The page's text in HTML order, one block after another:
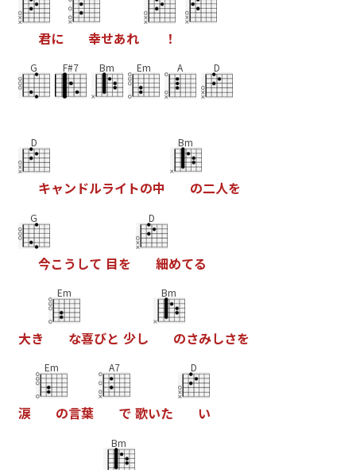
君に 幸せあれ ！
G F#7 Bm Em A D
D
キャン ドルライ トの中
Bm
の二人を
G
今こ う して 目を
D
細めてる
大き
Em
な喜びと 少し
Bm
のさみしさを
涙
Em
の言葉
A7
で 歌いた
D
い
Bm